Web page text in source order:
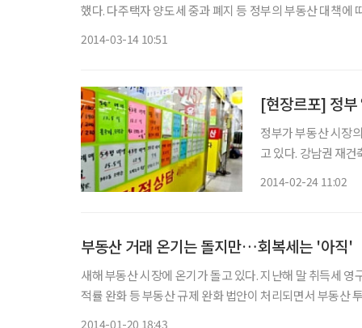
했다. 다주택자 양도세 중과 폐지 등 정부의 부동산 대책에
2014-03-14 10:51
[현장르포] 정부
정부가 부동산 시장
고 있다. 강남권 재건축 단지들은 재건축 초과이익 환수제 폐지와 소형주택 공급의무 비율 완
2014-02-24 11:02
부동산 거래 온기는 돌지만…회복세는 '아직'
새해 부동산 시장에 온기가 돌고 있다. 지난해 말 취득세
적률 완화 등 부동산 규제 완화 법안이 처리되면서 부동산 투자 심리가 살아
2014-01-20 18:43